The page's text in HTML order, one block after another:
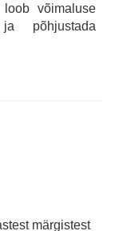
loob võimaluse
põhjustada
märgistest